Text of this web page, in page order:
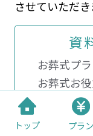
させていただ
資
お葬式プ
お葬式お
トップ プラン